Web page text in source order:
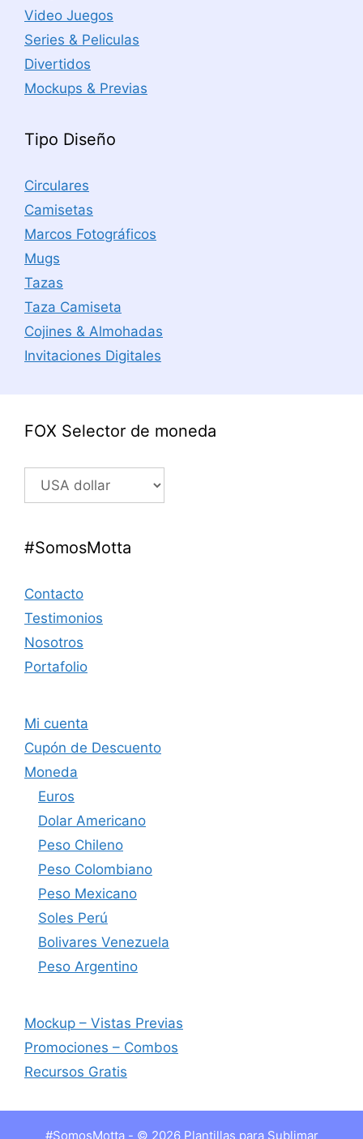
Video Juegos
Series & Peliculas
Divertidos
Mockups & Previas
Tipo Diseño
Circulares
Camisetas
Marcos Fotográficos
Mugs
Tazas
Taza Camiseta
Cojines & Almohadas
Invitaciones Digitales
FOX Selector de moneda
#SomosMotta
Contacto
Testimonios
Nosotros
Portafolio
Mi cuenta
Cupón de Descuento
Moneda
Euros
Dolar Americano
Peso Chileno
Peso Colombiano
Peso Mexicano
Soles Perú
Bolivares Venezuela
Peso Argentino
Mockup – Vistas Previas
Promociones – Combos
Recursos Gratis
#SomosMotta - © 2026 Plantillas para Sublimar